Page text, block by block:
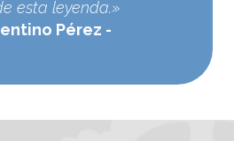
esta leyenda.»
Pérez